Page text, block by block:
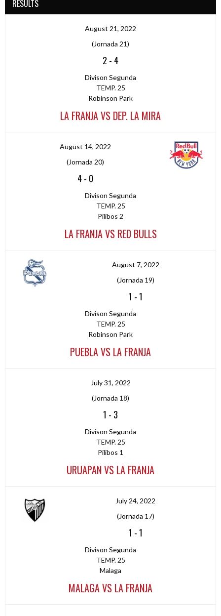
RESULTS
August 21, 2022
(Jornada 21)
2 - 4
Divison Segunda
TEMP. 25
Robinson Park
LA FRANJA VS DEP. LA MIRA
August 14, 2022
(Jornada 20)
4- 0
Divison Segunda
TEMP. 25
Pilibos 2
LA FRANJA VS RED BULLS
August 7, 2022
(Jornada 19)
1 -1
Divison Segunda
TEMP. 25
Robinson Park
PUEBLA VS LA FRANJA
July 31, 2022
(Jornada 18)
1 - 3
Divison Segunda
TEMP. 25
Pilibos 1
URUAPAN VS LA FRANJA
July 24, 2022
(Jornada 17)
1 -1
Divison Segunda
TEMP. 25
Malaga
MALAGA VS LA FRANJA